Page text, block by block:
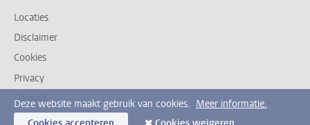
Locaties
Disclaimer
Cookies
Privacy
Contact
Deze website maakt gebruik van cookies. Meer informatie.